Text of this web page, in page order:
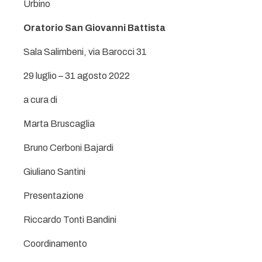
Urbino
Oratorio San Giovanni Battista
Sala Salimbeni, via Barocci 31
29 luglio – 31 agosto 2022
a cura di
Marta Bruscaglia
Bruno Cerboni Bajardi
Giuliano Santini
Presentazione
Riccardo Tonti Bandini
Coordinamento